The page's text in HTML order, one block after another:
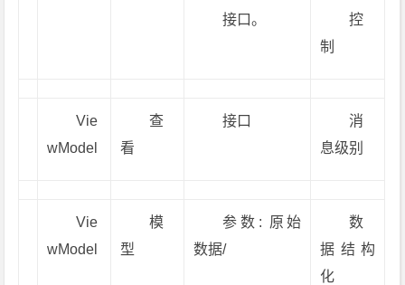
接口。
控
制
Vie
wModel
查
看
接口
消
息级别
Vie
wModel
模
型
参数: 原始
数据/
数
据结构
化